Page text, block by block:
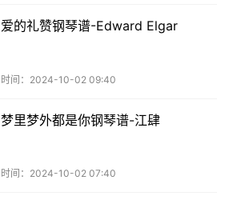
爱的礼赞钢琴谱-Edward Elgar
时间：2024-10-02 09:40
梦里梦外都是你钢琴谱-江肆
时间：2024-10-02 07:40